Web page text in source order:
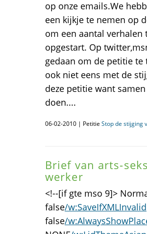
op onze emails.We
een kijkje te nemen op
om een aantal verhalen
opgestart. Op
gedaan om de petitie
ook niet eens met de
deze petitie want
doen....
06-02-2010 | Petitie Stop de stijging
Brief van arts-
werker
<!--[if gte mso 9]>
false/w:SaveIfXMLInvalid
false/